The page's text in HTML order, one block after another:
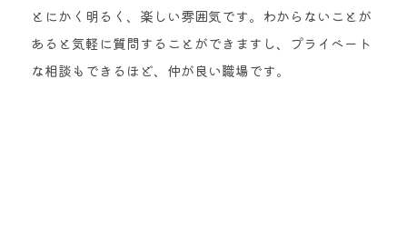
とにかく明るく、楽しい雰囲気です。わからないことが
あると気軽に質問することができますし、プライベート
な相談もできるほど、仲が良い職場です。